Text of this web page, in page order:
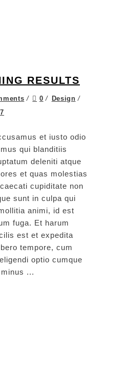
RESULTS
0
Design
et iusto odio
qui blanditiis
deleniti atque
et quas molestias
cupiditate non
sunt in culpa qui
animi, id est
fuga. Et harum
est et expedita
tempore, cum
optio cumque